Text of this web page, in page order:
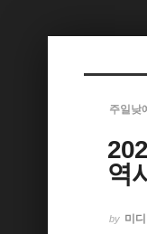
주일낮
역
by 미
케치북5
케치북5